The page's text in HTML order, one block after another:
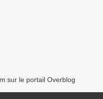
sur le portail Overblog